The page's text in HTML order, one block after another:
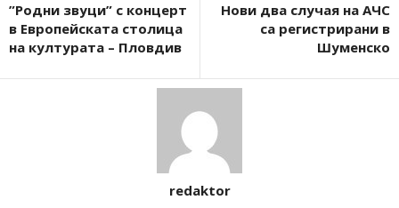
”Родни звуци” с концерт
в Европейската столица
на културата – Пловдив
Нови два случая на АЧС
са регистрирани в
Шуменско
redaktor